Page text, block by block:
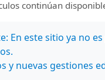
identificar rutas
estudios micro o
rutas. Este estudio
Rica utilizando
Empírico. Los
continúan
En este sitio ya no
y nuevas gestiones